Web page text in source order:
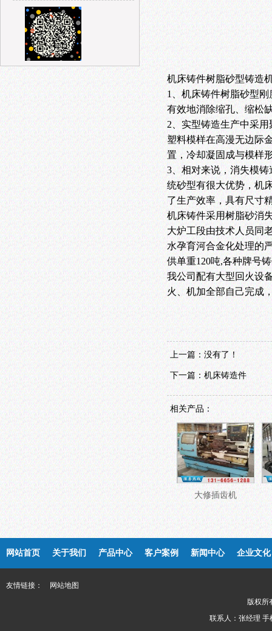
机床铸件树脂砂型铸造
1、机床铸件树脂砂型
有效地消除缩孔、缩松
2、实型铸造生产中采
塑料模样在高漫无边际
置，冷却凝固成与模样
3、相对来说，消失模
统砂型有很大优势，机
了生产效率，具有尺寸
机床铸件采用树脂砂消
大炉工段由技术人员同
水孕育河合金化处理的
供单重120吨,各种牌号
我公司配有大型回火设
火、机加全部自己完成
上一篇：没有了！
下一篇： 机床铸造件
相关产品：
大修插齿机
网站首页 关于我们 产品中心 客户案例 新闻中心 企业文化
友情链接：
网站地图
版权所
联系人：张经理 手